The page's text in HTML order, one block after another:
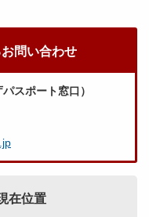
問い合わせ
スポート窓口）
在位置